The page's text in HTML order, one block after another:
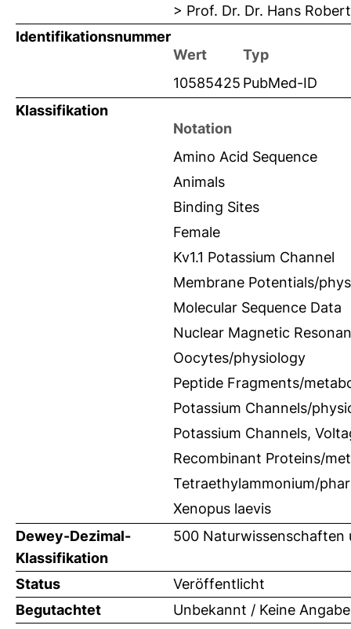
> Prof. Dr. Dr. Hans
Identifikationsnummer
Wert
Typ
10585425 PubMed-ID
Klassifikation
Notation
Amino Acid Sequence
Animals
Binding Sites
Female
Kv1.1 Potassium Channel
Membrane Potentials/
Molecular Sequence Data
Nuclear Magnetic
Oocytes/physiology
Peptide Fragments/
Potassium Channels/
Potassium Channels,
Recombinant Proteins/
Tetraethylammonium/
Xenopus laevis
Dewey-Dezimal-
Klassifikation
500 Naturwissenschaften
Status
Veröffentlicht
Begutachtet
Unbekannt / Keine Angabe